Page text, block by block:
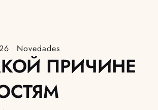
Novedades
ПРИЧИНЕ